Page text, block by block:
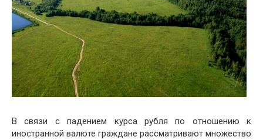
В связи с падением курса рубля по отношению к
иностранной валюте граждане рассматривают множество